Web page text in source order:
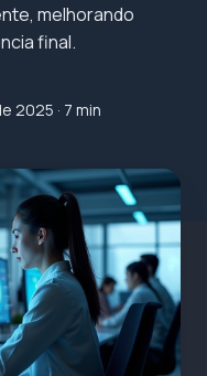
melhorando
final.
2025 · 7 min